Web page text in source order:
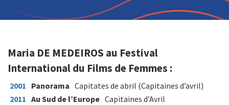
Maria DE MEDEIROS au Festival
International du Films de Femmes :
2001 Panorama Capitates de abril (Capitaines d’avril)
2011 Au Sud de l’Europe Capitaines d’Avril